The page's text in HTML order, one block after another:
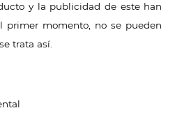
y la publicidad de este han
primer momento, no se pueden
trata así.